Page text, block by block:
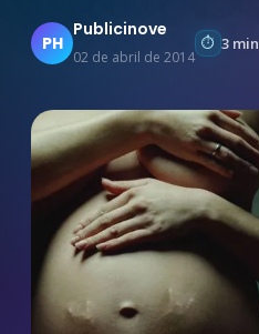
PH
Publicinove
02 de abril de 2014
3 min